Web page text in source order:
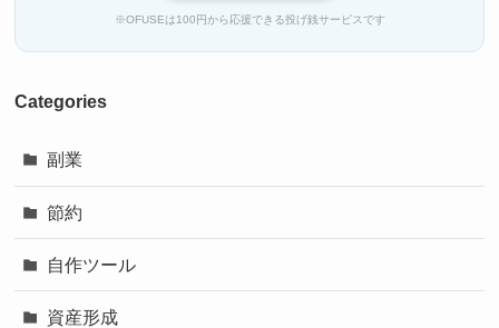
※OFUSEは100円から応援できる投げ銭サービスです
Categories
副業
節約
自作ツール
資産形成